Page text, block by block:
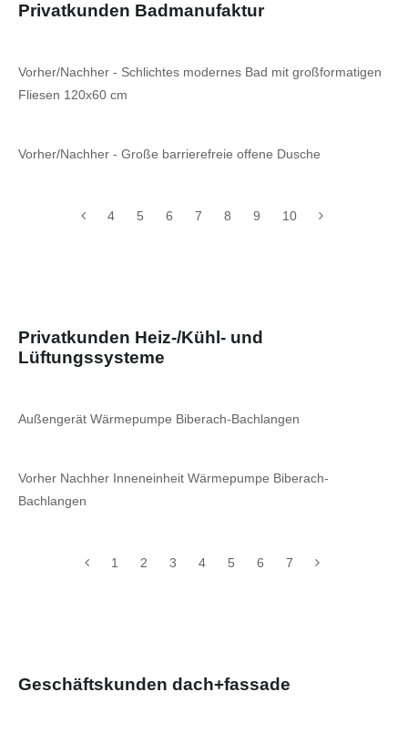
Privatkunden Badmanufaktur
Vorher/Nachher - Schlichtes modernes Bad mit großformatigen
Fliesen 120x60 cm
Vorher/Nachher - Große barrierefreie offene Dusche
4 5 6 7 8 9 10
Privatkunden Heiz-/Kühl- und
Lüftungssysteme
Außengerät Wärmepumpe Biberach-Bachlangen
Vorher Nachher Inneneinheit Wärmepumpe Biberach-
Bachlangen
1 2 3 4 5 6 7
Geschäftskunden dach+fassade